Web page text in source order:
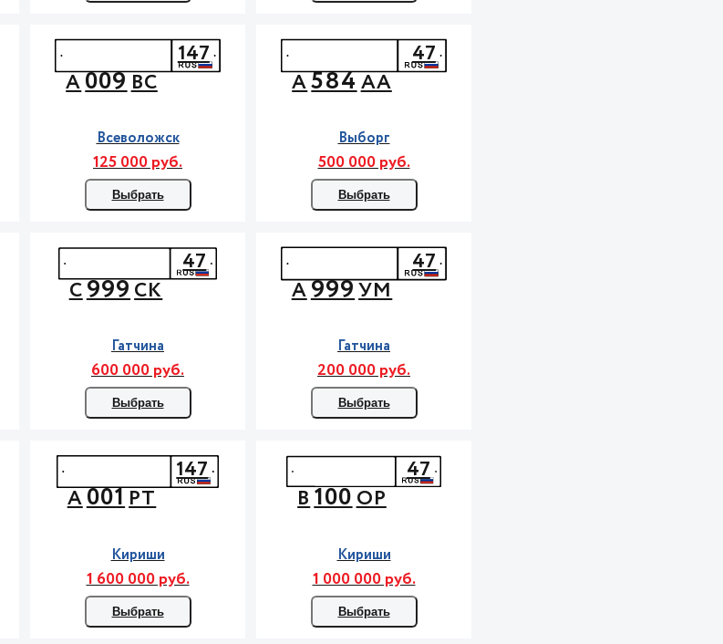
А009ВС
147
Всеволожск
125 000 руб.
Выбрать
А584АА
47
Выборг
500 000 руб.
Выбрать
С999СК
47
Гатчина
600 000 руб.
Выбрать
А999УМ
47
Гатчина
200 000 руб.
Выбрать
А001РТ
147
Кириши
1 600 000 руб.
Выбрать
В100ОР
47
Кириши
1 000 000 руб.
Выбрать